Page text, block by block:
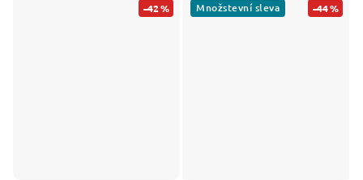
–42 % Množstevní sleva –44 %